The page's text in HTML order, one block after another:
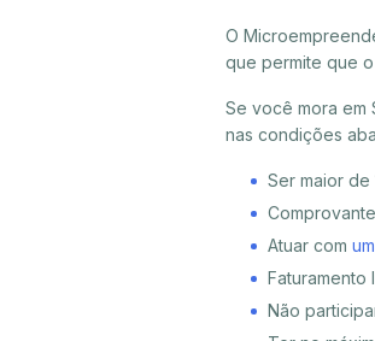
O
que permite que
Se você mora em
nas condições
Ser maior de
Atuar com
Faturamento
Não